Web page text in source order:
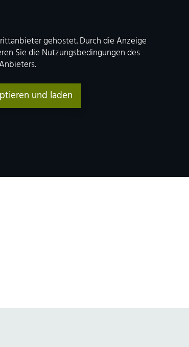
gehostet. Durch die Anzeige
Sie die Nutzungsbedingungen des
und laden